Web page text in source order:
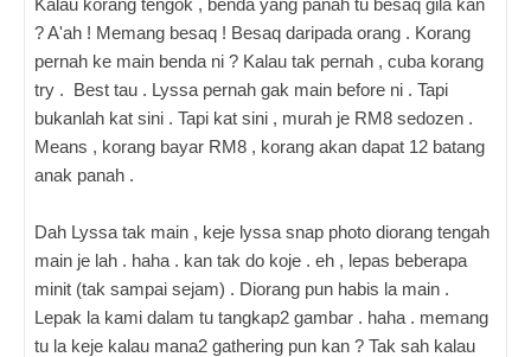
Kalau korang tengok , benda yang panah tu besaq gila kan
? A'ah ! Memang besaq ! Besaq daripada orang . Korang
pernah ke main benda ni ? Kalau tak pernah , cuba korang
try . Best tau . Lyssa pernah gak main before ni . Tapi
bukanlah kat sini . Tapi kat sini , murah je RM8 sedozen .
Means , korang bayar RM8 , korang akan dapat 12 batang
anak panah .
Dah Lyssa tak main , keje lyssa snap photo diorang tengah
main je lah . haha . kan tak do koje . eh , lepas beberapa
minit (tak sampai sejam) . Diorang pun habis la main .
Lepak la kami dalam tu tangkap2 gambar . haha . memang
tu la keje kalau mana2 gathering pun kan ? Tak sah kalau